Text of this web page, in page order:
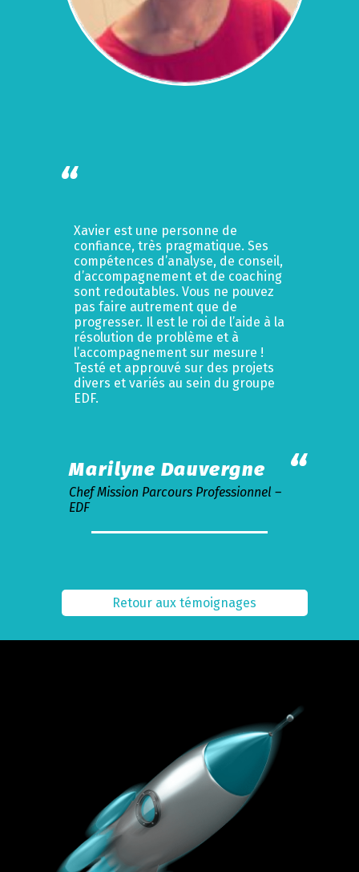
Xavier est une personne de
confiance, très pragmatique. Ses
compétences d’analyse, de conseil,
d’accompagnement et de coaching
sont redoutables. Vous ne pouvez
pas faire autrement que de
progresser. Il est le roi de l’aide à la
résolution de problème et à
l’accompagnement sur mesure !
Testé et approuvé sur des projets
divers et variés au sein du groupe
EDF.
Marilyne Dauvergne
Chef Mission Parcours Professionnel –
EDF
Retour aux témoignages